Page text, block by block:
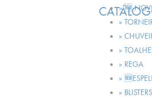
» 🆕
»
»
»
» REGA
»
» BLISTERS